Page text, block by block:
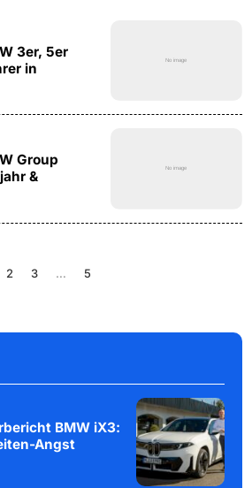
3er, 5er
in
Group
&
2 3 … 5
BMW iX3:
Angst